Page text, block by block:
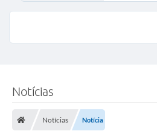
Notícias
Notícias Notícia